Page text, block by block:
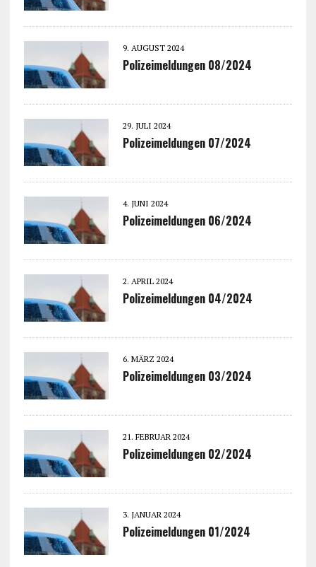
9. AUGUST 2024
Polizeimeldungen 08/2024
29. JULI 2024
Polizeimeldungen 07/2024
4. JUNI 2024
Polizeimeldungen 06/2024
2. APRIL 2024
Polizeimeldungen 04/2024
6. MÄRZ 2024
Polizeimeldungen 03/2024
21. FEBRUAR 2024
Polizeimeldungen 02/2024
3. JANUAR 2024
Polizeimeldungen 01/2024